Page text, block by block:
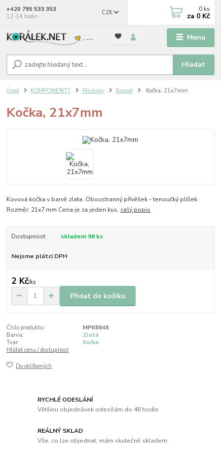
Menu
CZK
Hledat
+420 795 533 353
12-14 hodin
0 ks
za 0 Kč
Úvod KOMPONENTY Přívěsky Kovové Kočka, 21x7mm
Kočka, 21x7mm
Kovová kočka v barvě zlata. Oboustranný přívěšek - tenoučký plíšek.
Rozměr: 21x7 mm Cena je za jeden kus. celý popis
Dostupnost skladem 96 ks
Nejsme plátci DPH
2 Kč/ks
Přidat do košíku
Číslo produktu:
MPK6648
Barva:
Zlatá
Tvar:
Kočka
Hlídat cenu / dostupnost
Do oblíbených
RYCHLÉ ODESLÁNÍ
Většinu objednávek odesílám do 48 hodin
REÁLNÝ SKLAD
Vše, co lze objednat, mám skutečně skladem